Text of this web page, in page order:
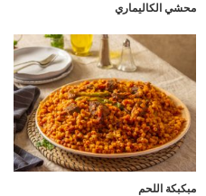
محشي الكاليماري
مبكبكة اللحم